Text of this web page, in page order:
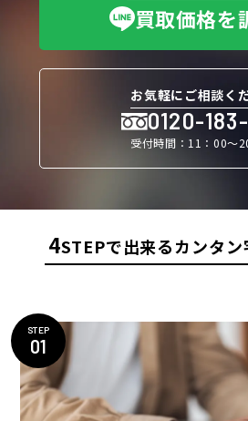
買取価格を
お気軽にご相談く
0120-
受付時間：11：00〜
4STEPで出来るカンタ
STEP
01